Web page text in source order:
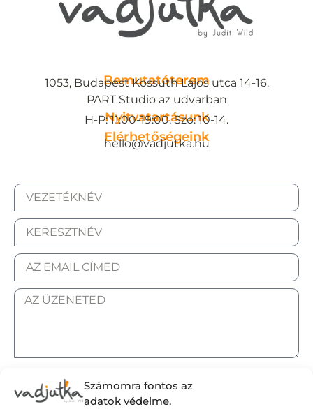
Számomra fontos az
adatok védelme.
Bemutatóterem
1053, Budapest Kossuth Lajos utca 14-16.
PART Studio az udvarban
Nyitvatartásunk
H-P: 11:00-19:00, Szo: 10-14.
Elérhetőségeink
hello@vadjutka.hu